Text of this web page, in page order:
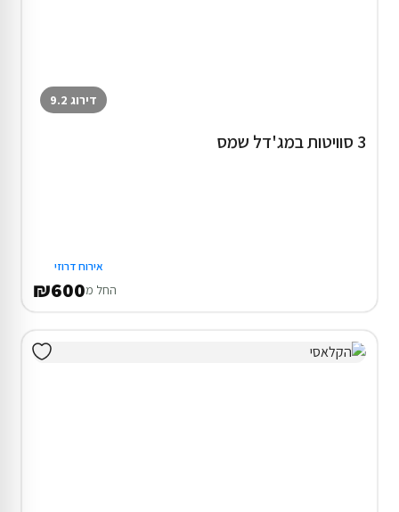
דירוג 9.2
3 סוויטות במג'דל שמס
אירוח דרוזי
החל מ₪600